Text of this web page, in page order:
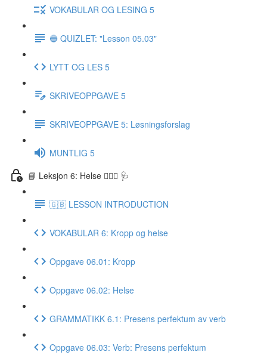
VOKABULAR OG LESING 5
🔵 QUIZLET: "Lesson 05.03"
LYTT OG LES 5
SKRIVEOPPGAVE 5
SKRIVEOPPGAVE 5: Løsningsforslag
MUNTLIG 5
📘 Leksjon 6: Helse 🏃🏻‍♀️ 🩺
🇬🇧 LESSON INTRODUCTION
VOKABULAR 6: Kropp og helse
Oppgave 06.01: Kropp
Oppgave 06.02: Helse
GRAMMATIKK 6.1: Presens perfektum av verb
Oppgave 06.03: Verb: Presens perfektum